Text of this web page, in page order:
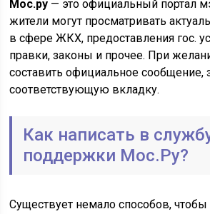
Мос.ру — это официальный портал
жители могут просматривать
в сфере ЖКХ, предоставления гос.
правки, законы и прочее. При
составить официальное сообщение,
соответствующую вкладку.
Как написать в
поддержки Мос.Ру?
Существует немало способов, чтобы